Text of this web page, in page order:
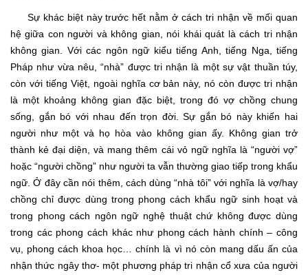
Sự khác biệt này trước hết nằm ở cách tri nhận về mối quan
hệ giữa con người và không gian, nói khái quát là cách tri nhận
không gian. Với các ngôn ngữ kiểu tiếng Anh, tiếng Nga, tiếng
Pháp như vừa nêu, “nhà” được tri nhận là một sự vật thuần túy,
còn với tiếng Việt, ngoài nghĩa cơ bản này, nó còn được tri nhận
là một khoảng không gian đặc biệt, trong đó vợ chồng chung
sống, gắn bó với nhau đến trọn đời. Sự gắn bó này khiến hai
người như một và họ hòa vào không gian ấy. Không gian trở
thành kẻ đại diện, và mang thêm cái vỏ ngữ nghĩa là “người vợ”
hoặc “người chồng” như người ta vẫn thường giao tiếp trong khẩu
ngữ. Ở đây cần nói thêm, cách dùng “nhà tôi” với nghĩa là vợ/hay
chồng chỉ được dùng trong phong cách khẩu ngữ sinh hoạt và
trong phong cách ngôn ngữ nghệ thuật chứ không được dùng
trong các phong cách khác như phong cách hành chính – công
vụ, phong cách khoa học… chính là vì nó còn mang dấu ấn của
nhận thức ngây thơ- một phương pháp tri nhận cổ xưa của người